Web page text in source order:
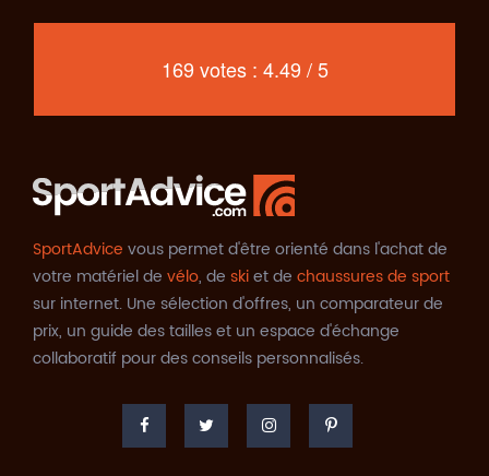
169 votes : 4.49 / 5
SportAdvice vous permet d'être orienté dans l'achat de
votre matériel de vélo, de skiet de chaussures de sport
sur internet. Une sélection d'offres, un comparateur de
prix, un guide des tailles et un espace d'échange
collaboratif pour des conseils personnalisés.